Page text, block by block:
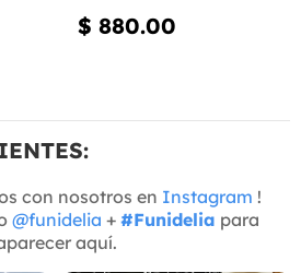
$ 880.00
con nosotros en Instagram !
@funidelia + #Funidelia para
aquí.